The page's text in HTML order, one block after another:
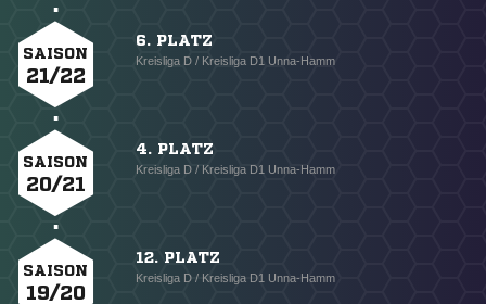
SAISON
21/22
6. PLATZ
Kreisliga D / Kreisliga D1 Unna-Hamm
SAISON
20/21
4. PLATZ
Kreisliga D / Kreisliga D1 Unna-Hamm
SAISON
19/20
12. PLATZ
Kreisliga D / Kreisliga D1 Unna-Hamm